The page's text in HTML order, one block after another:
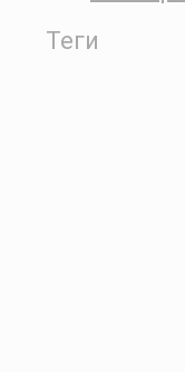
Теги